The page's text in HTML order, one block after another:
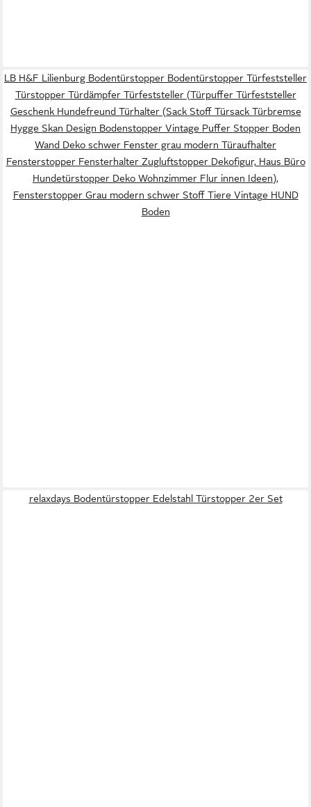
LB H&F Lilienburg Bodentürstopper Bodentürstopper Türfeststeller
Türstopper Türdämpfer Türfeststeller (Türpuffer Türfeststeller
Geschenk Hundefreund Türhalter (Sack Stoff Türsack Türbremse
Hygge Skan Design Bodenstopper Vintage Puffer Stopper Boden
Wand Deko schwer Fenster grau modern Türaufhalter
Fensterstopper Fensterhalter Zugluftstopper Dekofigur, Haus Büro
Hundetürstopper Deko Wohnzimmer Flur innen Ideen),
Fensterstopper Grau modern schwer Stoff Tiere Vintage HUND
Boden
relaxdays Bodentürstopper Edelstahl Türstopper 2er Set